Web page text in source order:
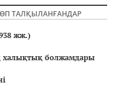
ТАЛҚЫЛАНҒАНДАР
жж.)
халықтық болжамдары